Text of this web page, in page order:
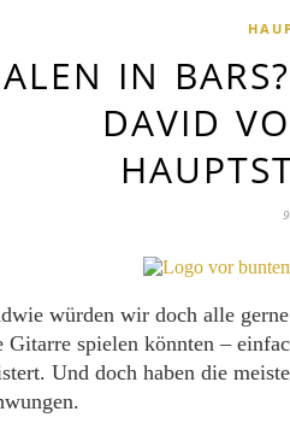
IN
DAVID
würden wir doch alle
Gitarre spielen könnten –
Und doch haben die